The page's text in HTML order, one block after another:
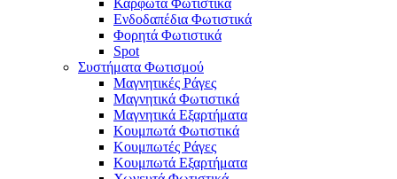
Ενδοδαπέδια Φωτιστικά
Φορητά Φωτιστικά
Spot
Συστήματα Φωτισμού
Μαγνητικές Ράγες
Μαγνητικά Φωτιστικά
Μαγνητικά Εξαρτήματα
Κουμπωτά Φωτιστικά
Κουμπωτές Ράγες
Κουμπωτά Εξαρτήματα